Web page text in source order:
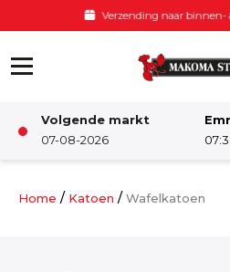
Ga naar de inhoud Voor 12:00 besteld,
Volgende markt
07-08-2026
Home / Katoen / Wafelkatoen